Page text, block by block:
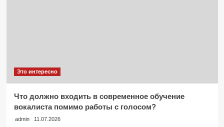
Это интересно
Что должно входить в современное обучение
вокалиста помимо работы с голосом?
admin 11.07.2026